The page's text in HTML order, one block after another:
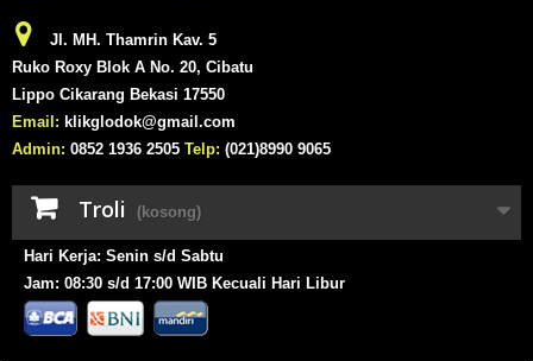
Jl. MH. Thamrin Kav. 5
Ruko Roxy Blok A No. 20, Cibatu
Lippo Cikarang Bekasi 17550
Email: klikglodok@gmail.com
Admin: 0852 1936 2505 Telp: (021)8990 9065
Troli (kosong)
Hari Kerja: Senin s/d Sabtu
Jam: 08:30 s/d 17:00 WIB Kecuali Hari Libur